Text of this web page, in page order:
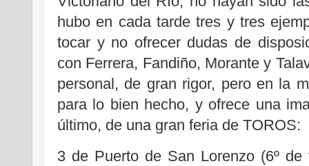
hubo en cada tarde tres y tres
tocar y no ofrecer dudas de
con Ferrera, Fandiño, Morante y
personal, de gran rigor, pero en la
para lo bien hecho, y ofrece una
último, de una gran feria de TOROS:
3 de Puerto de San Lorenzo (6º